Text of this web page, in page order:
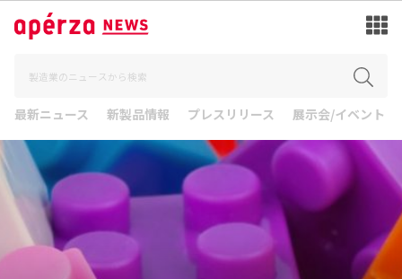
最新ニュース 新製品情報 プレスリリース 展示会/イベント